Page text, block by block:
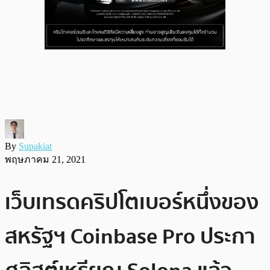
By Supakiat
พฤษภาคม 21, 2021
เว็บเทรดคริปโตเบอร์หนึ่งของ
สหรัฐฯ Coinbase Pro ประกา